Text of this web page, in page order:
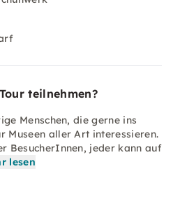
teilnehmen?
Menschen, die gerne ins
Museen aller Art interessieren.
BesucherInnen, jeder kann auf
lesen